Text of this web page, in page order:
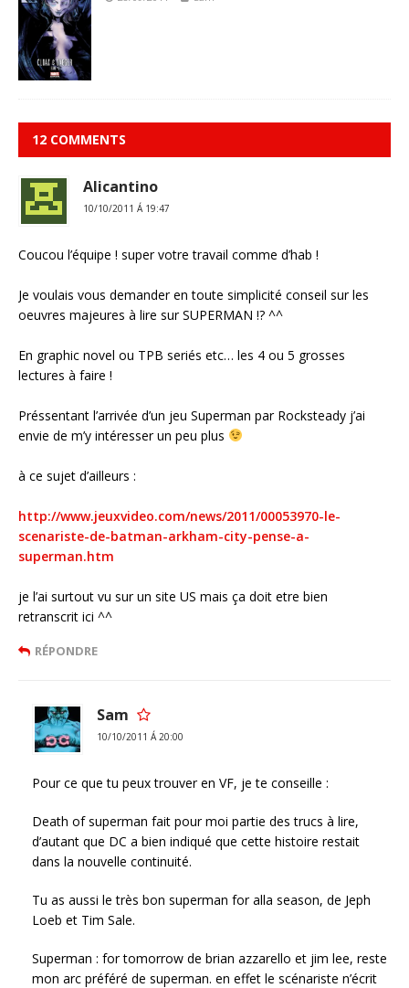
12 COMMENTS
Alicantino
10/10/2011 Á 19:47
Coucou l’équipe ! super votre travail comme d’hab !
Je voulais vous demander en toute simplicité conseil sur les
oeuvres majeures à lire sur SUPERMAN !? ^^
En graphic novel ou TPB seriés etc… les 4 ou 5 grosses
lectures à faire !
Préssentant l’arrivée d’un jeu Superman par Rocksteady j’ai
envie de m’y intéresser un peu plus
à ce sujet d’ailleurs :
http://www.jeuxvideo.com/news/2011/00053970-le-
scenariste-de-batman-arkham-city-pense-a-
superman.htm
je l’ai surtout vu sur un site US mais ça doit etre bien
retranscrit ici ^^
RÉPONDRE
Sam
10/10/2011 Á 20:00
Pour ce que tu peux trouver en VF, je te conseille :
Death of superman fait pour moi partie des trucs à lire,
d’autant que DC a bien indiqué que cette histoire restait
dans la nouvelle continuité.
Tu as aussi le très bon superman for alla season, de Jeph
Loeb et Tim Sale.
Superman : for tomorrow de brian azzarello et jim lee, reste
mon arc préféré de superman. en effet le scénariste n’écrit